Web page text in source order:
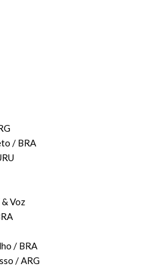
/ BRA
Voz
/ BRA
/ ARG